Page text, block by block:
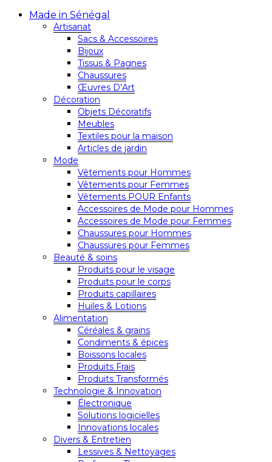
Made in Sénégal
Artisanat
Sacs & Accessoires
Bijoux
Tissus & Pagnes
Chaussures
Œuvres D’Art
Décoration
Objets Décoratifs
Meubles
Textiles pour la maison
Articles de jardin
Mode
Vêtements pour Hommes
Vêtements pour Femmes
Vêtements POUR Enfants
Accessoires de Mode pour Hommes
Accessoires de Mode pour Femmes
Chaussures pour Hommes
Chaussures pour Femmes
Beauté & soins
Produits pour le visage
Produits pour le corps
Produits capillaires
Huiles & Lotions
Alimentation
Céréales & grains
Condiments & épices
Boissons locales
Produits Frais
Produits Transformés
Technologie & Innovation
Électronique
Solutions logicielles
Innovations locales
Divers & Entretien
Lessives & Nettoyages